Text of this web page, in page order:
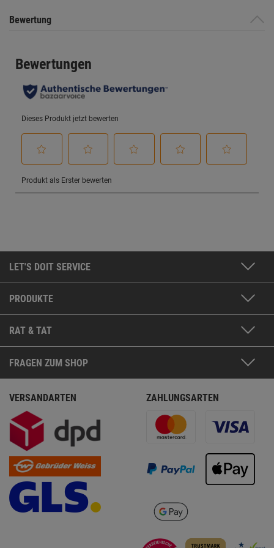
Bewertung
LET'S DOIT SERVICE
PRODUKTE
RAT & TAT
FRAGEN ZUM SHOP
VERSANDARTEN ZAHLUNGSARTEN